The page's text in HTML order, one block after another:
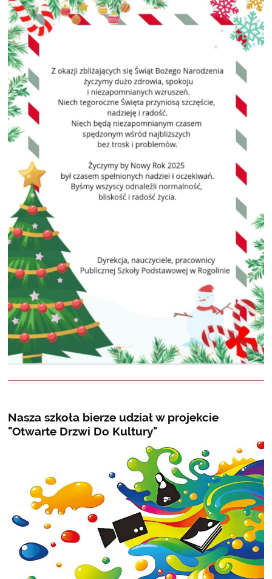
Nasza szkoła bierze udział w projekcie
"Otwarte Drzwi Do Kultury"